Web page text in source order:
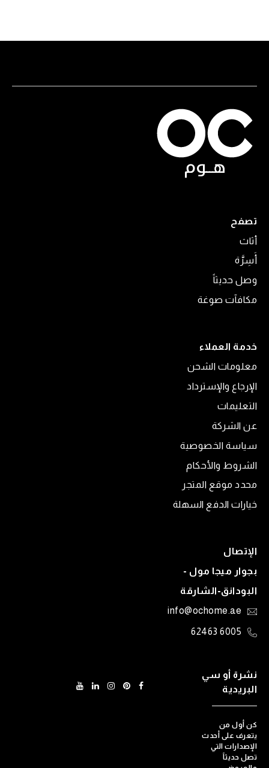
تصفح
أثاث
أَسِرَّة
وصل حديثاً
مكافآت صوغة
خدمة العملاء
معلومات الشحن
الإرجاع والإسترداد
التعليمات
عن الشركة
سياسة الخصوصية
الشروط والأحكام
محدد موقع المتجر
خيارات الدفع السهلة
الإتصال
بجوار ميجا مول -
البودانق-الشارقة
info@ochome.ae
6005 62463
نشرة أو سي
البريدية
كن أول من
يتعرف على أحدث
الإصدارات التي
تصل حديثاً